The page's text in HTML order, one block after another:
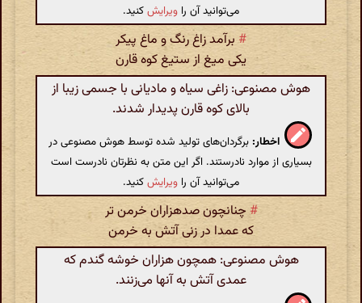
می‌توانید آن را ویرایشکنید.
# برآمد زاغ رنگ و ماغ پیکر
یکی میغ از ستیغ کوه قارن
هوش مصنوعی: زاغی سیاه و مادیانی با جسمی زیبا از
بالای کوه قارن پدیدار شدند.
اخطار: برگردان‌های تولید شده توسط هوش مصنوعی در
بسیاری از موارد نادرستند. اگر این متن به نظرتان نادرست است
می‌توانید آن را ویرایشکنید.
# چنانچون صدهزاران خرمن تر
که عمدا در زنی آتش به خرمن
هوش مصنوعی: همچون هزاران خوشه گندم که
عمدی آتش به آنها می‌زنند.